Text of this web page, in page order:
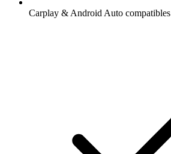
Carplay & Android Auto compatibles